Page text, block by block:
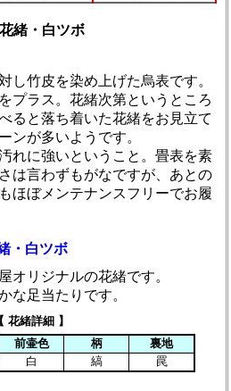
緒・白ツボ
し竹皮を染め上げた烏表です。
プラス。花緒次第というところ
ると落ち着いた花緒をお見立て
ンが多いようです。
れに強いということ。畳表を素
は言わずもがなですが、あとの
ほぼメンテナンスフリーでお履
・白ツボ
オリジナルの花緒です。
な足当たりです。
【 花緒詳細 】
前壷色 柄
裏地
白 縞 罠